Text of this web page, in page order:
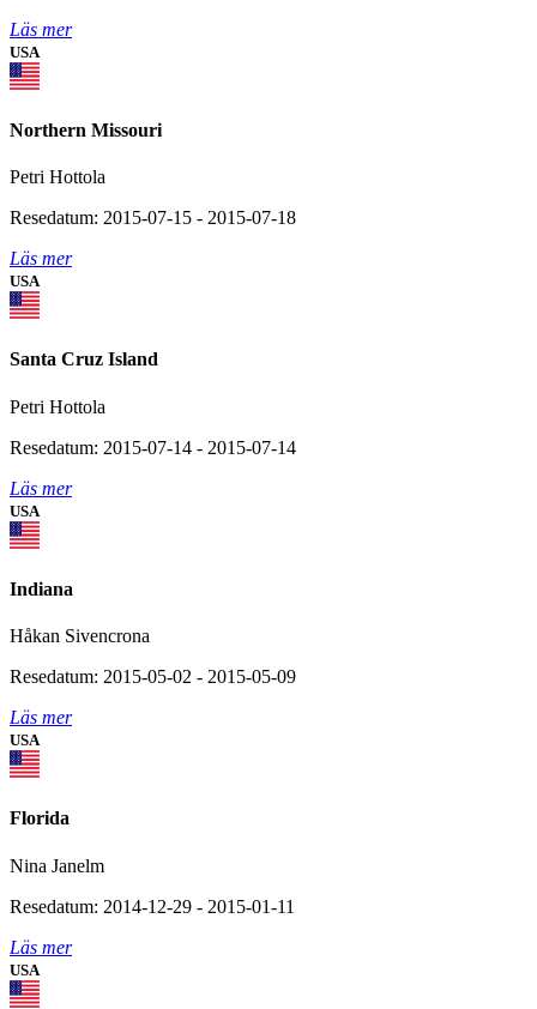
Läs mer
USA
Northern Missouri
Petri Hottola
Resedatum: 2015-07-15 - 2015-07-18
Läs mer
USA
Santa Cruz Island
Petri Hottola
Resedatum: 2015-07-14 - 2015-07-14
Läs mer
USA
Indiana
Håkan Sivencrona
Resedatum: 2015-05-02 - 2015-05-09
Läs mer
USA
Florida
Nina Janelm
Resedatum: 2014-12-29 - 2015-01-11
Läs mer
USA